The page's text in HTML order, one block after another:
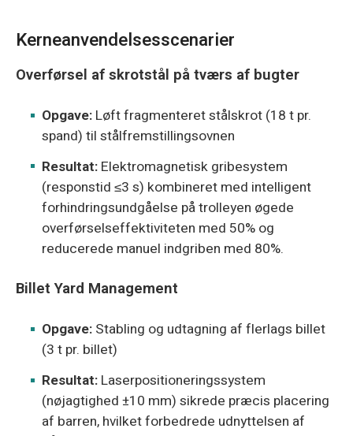
Kerneanvendelsesscenarier
Overførsel af skrotstål på tværs af bugter
Opgave: Løft fragmenteret stålskrot (18 t pr.
spand) til stålfremstillingsovnen
Resultat: Elektromagnetisk gribesystem
(responstid ≤3 s) kombineret med intelligent
forhindringsundgåelse på trolleyen øgede
overførselseffektiviteten med 50% og
reducerede manuel indgriben med 80%.
Billet Yard Management
Opgave: Stabling og udtagning af flerlags billet
(3 t pr. billet)
Resultat: Laserpositioneringssystem
(nøjagtighed ±10 mm) sikrede præcis placering
af barren, hvilket forbedrede udnyttelsen af